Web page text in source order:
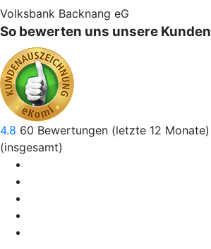
Volksbank Backnang eG
So bewerten uns unsere Kunden
4.8 60 Bewertungen (letzte 12 Monate)
(insgesamt)